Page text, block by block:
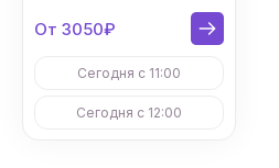
От 3050₽
Сегодня с 11:00
Сегодня с 12:00